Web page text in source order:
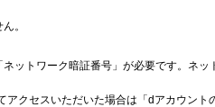
。
ットワーク暗証番号」が必要です。ネッ
アクセスいただいた場合は「dアカウン